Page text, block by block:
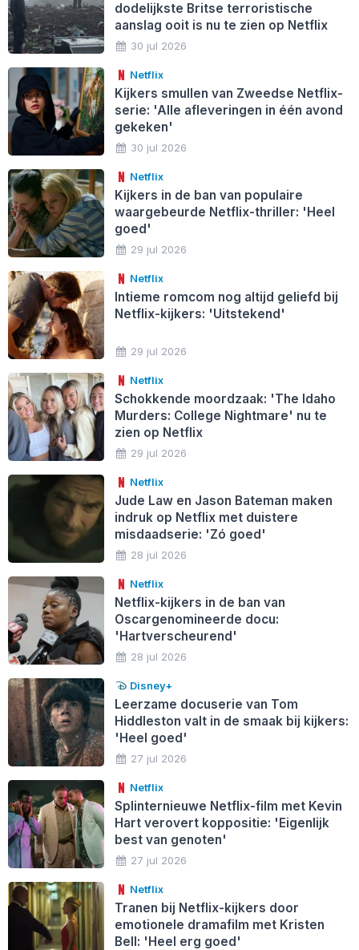
dodelijkste Britse terroristische
aanslag ooit is nu te zien op Netflix
30 jul 2026
Netflix
Kijkers smullen van Zweedse Netflix-
serie: 'Alle afleveringen in één avond
gekeken'
30 jul 2026
Netflix
Kijkers in de ban van populaire
waargebeurde Netflix-thriller: 'Heel
goed'
29 jul 2026
Netflix
Intieme romcom nog altijd geliefd bij
Netflix-kijkers: 'Uitstekend'
29 jul 2026
Netflix
Schokkende moordzaak: 'The Idaho
Murders: College Nightmare' nu te
zien op Netflix
29 jul 2026
Netflix
Jude Law en Jason Bateman maken
indruk op Netflix met duistere
misdaadserie: 'Zó goed'
28 jul 2026
Netflix
Netflix-kijkers in de ban van
Oscargenomineerde docu:
'Hartverscheurend'
28 jul 2026
Disney+
Leerzame docuserie van Tom
Hiddleston valt in de smaak bij kijkers:
'Heel goed'
27 jul 2026
Netflix
Splinternieuwe Netflix-film met Kevin
Hart verovert koppositie: 'Eigenlijk
best van genoten'
27 jul 2026
Netflix
Tranen bij Netflix-kijkers door
emotionele dramafilm met Kristen
Bell: 'Heel erg goed'